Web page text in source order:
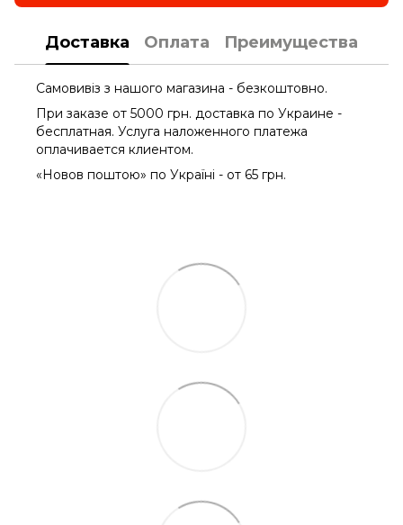
Доставка Оплата Преимущества
Самовивіз з нашого магазина - безкоштовно.
При заказе от 5000 грн. доставка по Украине -
бесплатная. Услуга наложенного платежа
оплачиваетcя клиентом.
«Новов поштою» по Україні - от 65 грн.